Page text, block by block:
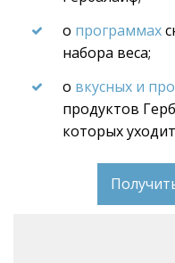
о программах
набора веса;
о вкусных и
продуктов
которых